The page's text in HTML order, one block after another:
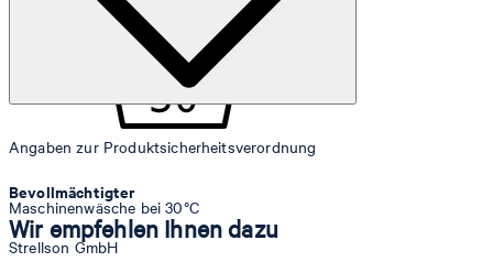
Maschinenwäsche bei 30°C
Angaben zur Produktsicherheitsverordnung
Bevollmächtigter
Strellson GmbH
Wir empfehlen Ihnen dazu